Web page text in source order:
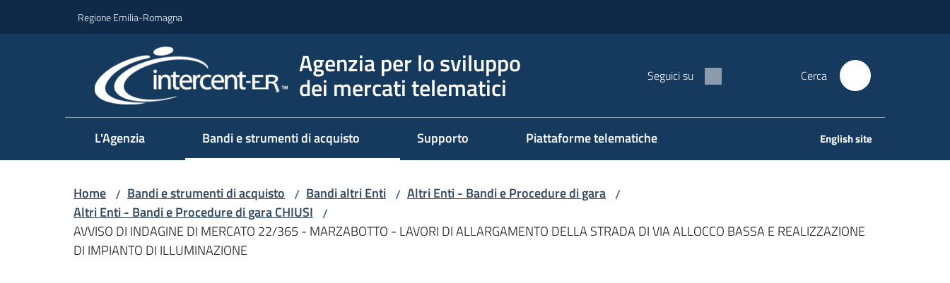
Regione Emilia-Romagna
Agenzia per lo sviluppo
dei mercati telematici Seguici su Cerca
L'Agenzia Bandi e strumenti di acquisto Supporto Piattaforme telematiche English site
Home / Bandi e strumenti di acquisto / Bandi altri Enti / Altri Enti - Bandi e Procedure di gara /
Altri Enti - Bandi e Procedure di gara CHIUSI /
AVVISO DI INDAGINE DI MERCATO 22/365 - MARZABOTTO - LAVORI DI ALLARGAMENTO DELLA STRADA DI VIA ALLOCCO BASSA E REALIZZAZIONE
DI IMPIANTO DI ILLUMINAZIONE